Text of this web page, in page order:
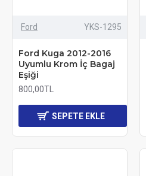
Ford YKS-1295
Ford Kuga 2012-2016
Uyumlu Krom İç Bagaj
Eşiği
800,00TL
SEPETE EKLE